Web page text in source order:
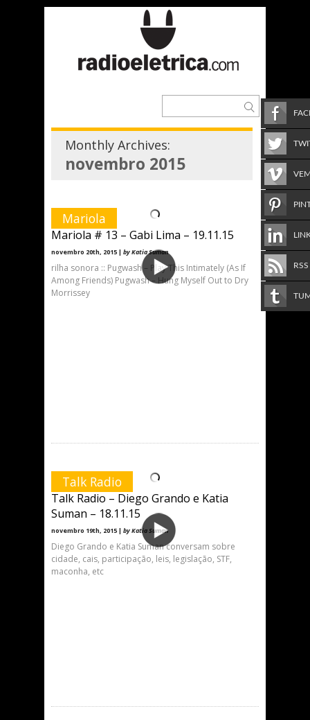
Monthly Archives:
novembro 2015
Mariola
Mariola # 13 – Gabi Lima – 19.11.15
novembro 20th, 2015 | by Katia Suman
rilha sonora :: Pugwash – Play This Intimately (As If
Among Friends) Pugwash – Hung Myself Out to Dry
Morrissey
Talk Radio
Talk Radio – Diego Grando e Katia
Suman – 18.11.15
novembro 19th, 2015 | by Katia Suman
Diego Grando e Katia Suman conversam sobre
cidade, cais, participação, leis, legislação, STF,
maconha, etc
RSS